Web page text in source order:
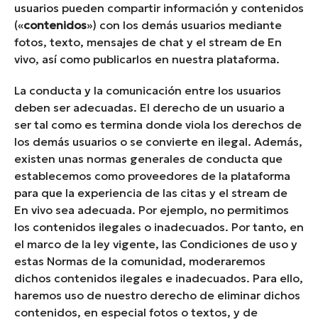
usuarios pueden compartir información y contenidos
(«contenidos») con los demás usuarios mediante
fotos, texto, mensajes de chat y el stream de En
vivo, así como publicarlos en nuestra plataforma.
La conducta y la comunicación entre los usuarios
deben ser adecuadas. El derecho de un usuario a
ser tal como es termina donde viola los derechos de
los demás usuarios o se convierte en ilegal. Además,
existen unas normas generales de conducta que
establecemos como proveedores de la plataforma
para que la experiencia de las citas y el stream de
En vivo sea adecuada. Por ejemplo, no permitimos
los contenidos ilegales o inadecuados. Por tanto, en
el marco de la ley vigente, las Condiciones de uso y
estas Normas de la comunidad, moderaremos
dichos contenidos ilegales e inadecuados. Para ello,
haremos uso de nuestro derecho de eliminar dichos
contenidos, en especial fotos o textos, y de